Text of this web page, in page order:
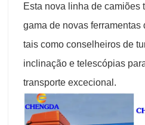
Esta nova linha de camiões
gama de novas ferramentas
tais como conselheiros de
inclinação e telescópias
transporte excecional.